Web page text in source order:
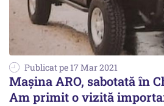
Publicat pe 17 Mar 2021
Mașina ARO, sabotată în
Am primit o vizită